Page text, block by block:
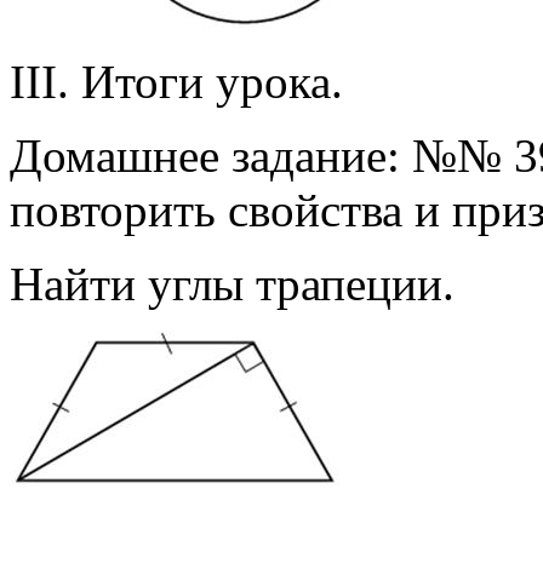
III. Итоги урока.
Домашнее задание: №№
повторить свойства и
Найти углы трапеции.